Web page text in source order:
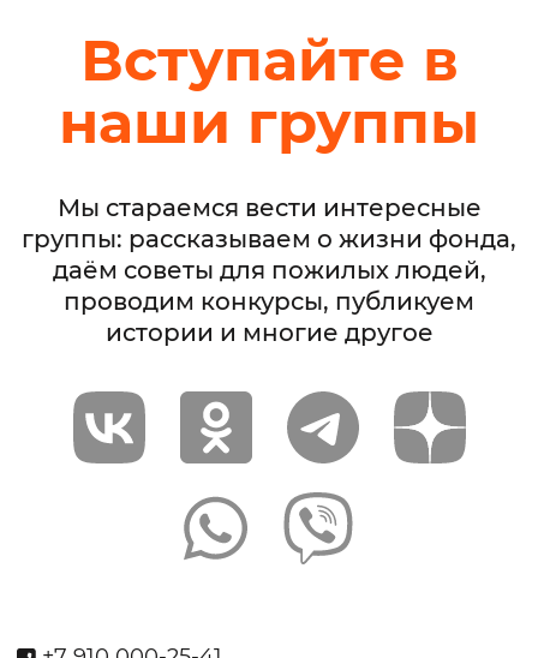
Вступайте в
наши группы
Мы стараемся вести интересные
группы: рассказываем о жизни фонда,
даём советы для пожилых людей,
проводим конкурсы, публикуем
истории и многие другое